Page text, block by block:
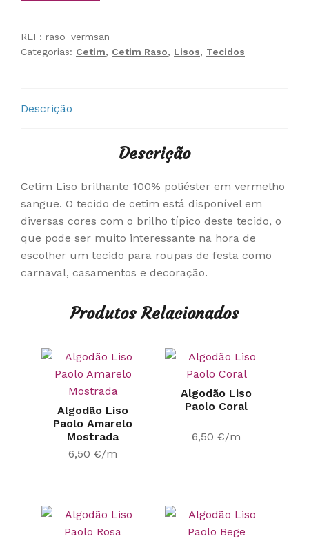
REF: raso_vermsan
Categorias: Cetim, Cetim Raso, Lisos, Tecidos
Descrição
Descrição
Cetim Liso brilhante 100% poliéster em vermelho
sangue. O tecido de cetim está disponível em
diversas cores com o brilho típico deste tecido, o
que pode ser muito interessante na hora de
escolher um tecido para roupas de festa como
carnaval, casamentos e decoração.
Produtos Relacionados
Algodão Liso
Paolo Amarelo
Mostrada
6,50 €/m
Algodão Liso
Paolo Coral
6,50 €/m